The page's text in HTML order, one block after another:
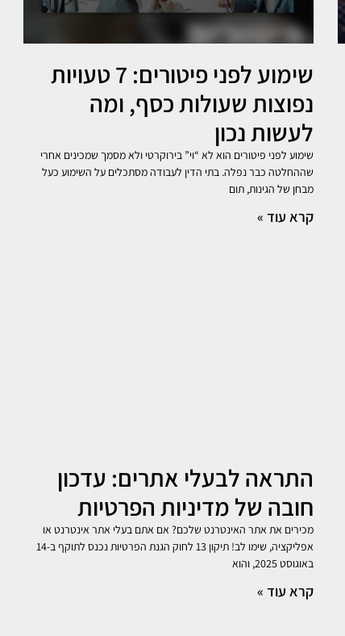
שימוע לפני פיטורים: 7 טעויות
נפוצות שעולות כסף, ומה
לעשות נכון
שימוע לפני פיטורים הוא לא “וי” בירוקרטי ולא מסמך שמכינים אחרי
שההחלטה כבר נפלה. בתי הדין לעבודה מסתכלים על השימוע כעל
מבחן של הגינות, תום
קרא עוד »
התראה לבעלי אתרים: עדכון
חובה של מדיניות הפרטיות
מכירים את אתר האינטרנט שלכם? אם אתם בעלי אתר אינטרנט או
אפליקציה, שימו לב! תיקון 13 לחוק הגנת הפרטיות נכנס לתוקף ב-14
באוגוסט 2025, והוא
קרא עוד »